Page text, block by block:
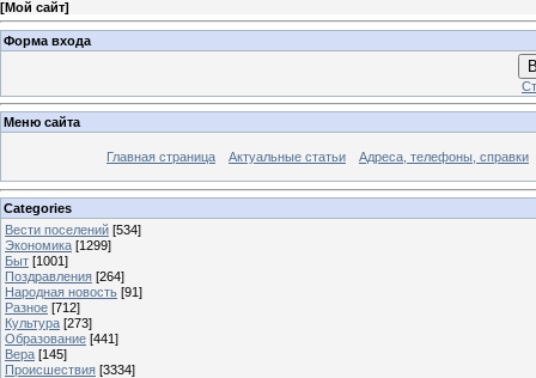
[Мой сайт]
Форма входа
Меню сайта
Главная страница Актуальные статьи Адреса, телефоны, справки
Categories
Вести поселений [534]
Экономика [1299]
Быт [1001]
Поздравления [264]
Народная новость [91]
Разное [712]
Культура [273]
Образование [441]
Вера [145]
Происшествия [3334]